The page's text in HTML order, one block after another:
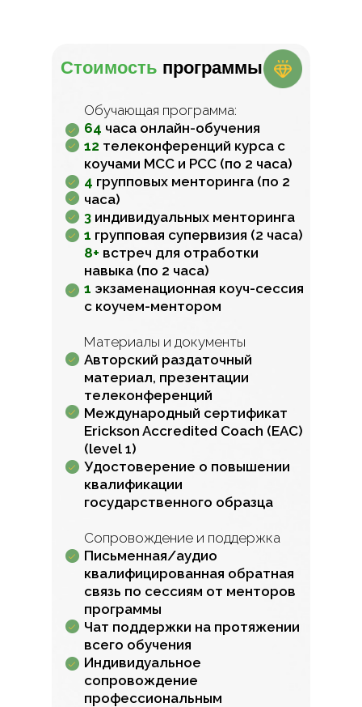
Стоимость программы
Обучающая программа:
64 часа онлайн-обучения
12 телеконференций курса с
коучами МСС и РСС (по 2 часа)
4 групповых менторинга (по 2
часа)
3 индивидуальных менторинга
1 групповая супервизия (2 часа)
8+ встреч для отработки
навыка (по 2 часа)
1 экзаменационная коуч-сессия
с коучем-ментором
Материалы и документы
Авторский раздаточный
материал, презентации
телеконференций
Международный сертификат
Erickson Accredited Coach (EAC)
(level 1)
Удостоверение о повышении
квалификации
государственного образца
Сопровождение и поддержка
Письменная/аудио
квалифицированная обратная
связь по сессиям от менторов
программы
Чат поддержки на протяжении
всего обучения
Индивидуальное
сопровождение
профессиональным